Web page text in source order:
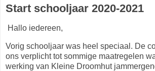
Start schooljaar 2020-2021
Hallo iedereen,
Vorig schooljaar was heel speciaal. De
ons verplicht tot sommige maatregelen
werking van Kleine Droomhut